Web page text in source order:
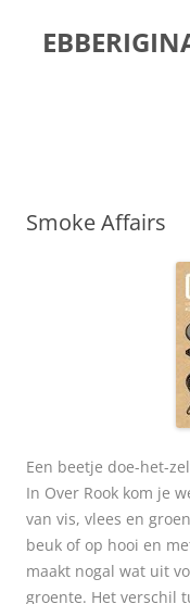
inhoud
Smoke Affairs
Een beetje doe-het-
In Over Rook kom je
van vis, vlees en
beuk of op hooi en
maakt nogal wat uit
groente. Het verschil